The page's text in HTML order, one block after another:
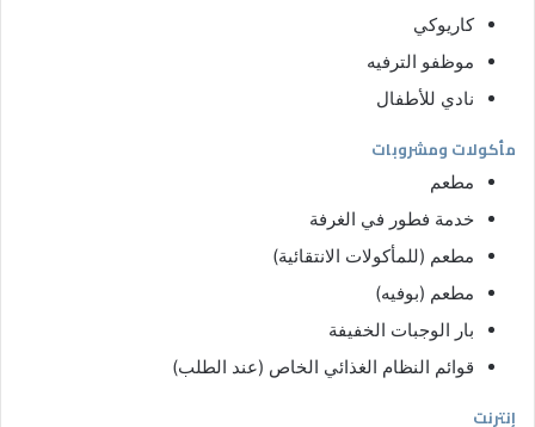
كاريوكي
موظفو الترفيه
نادي للأطفال
مأكولات ومشروبات
مطعم
خدمة فطور في الغرفة
مطعم (للمأكولات الانتقائية)
مطعم (بوفيه)
بار الوجبات الخفيفة
قوائم النظام الغذائي الخاص (عند الطلب)
إنترنت